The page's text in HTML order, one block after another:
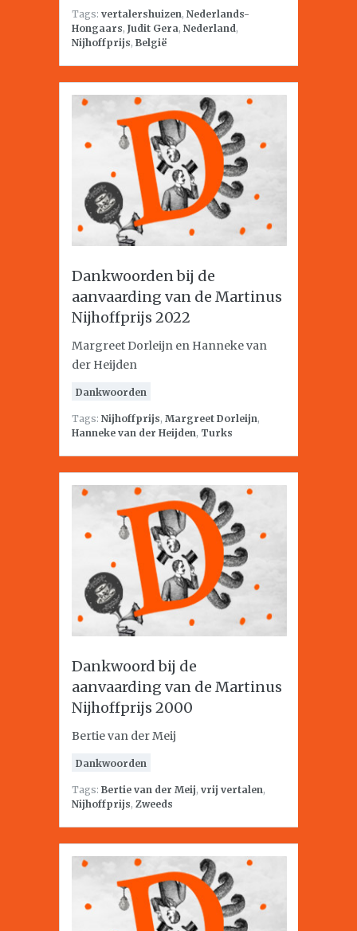
Tags: vertalershuizen, Nederlands-
Hongaars, Judit Gera, Nederland,
Nijhoffprijs, België
Dankwoorden bij de
aanvaarding van de Martinus
Nijhoffprijs 2022
Margreet Dorleijn en Hanneke van
der Heijden
Dankwoorden
Tags: Nijhoffprijs, Margreet Dorleijn,
Hanneke van der Heijden, Turks
Dankwoord bij de
aanvaarding van de Martinus
Nijhoffprijs 2000
Bertie van der Meij
Dankwoorden
Tags: Bertie van der Meij, vrij vertalen,
Nijhoffprijs, Zweeds